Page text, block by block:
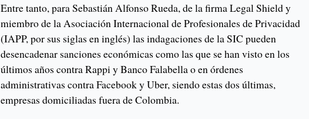
Entre tanto, para Sebastián Alfonso Rueda, de la firma Legal Shield y
miembro de la Asociación Internacional de Profesionales de Privacidad
(IAPP, por sus siglas en inglés) las indagaciones de la SIC pueden
desencadenar sanciones económicas como las que se han visto en los
últimos años contra Rappi y Banco Falabella o en órdenes
administrativas contra Facebook y Uber, siendo estas dos últimas,
empresas domiciliadas fuera de Colombia.